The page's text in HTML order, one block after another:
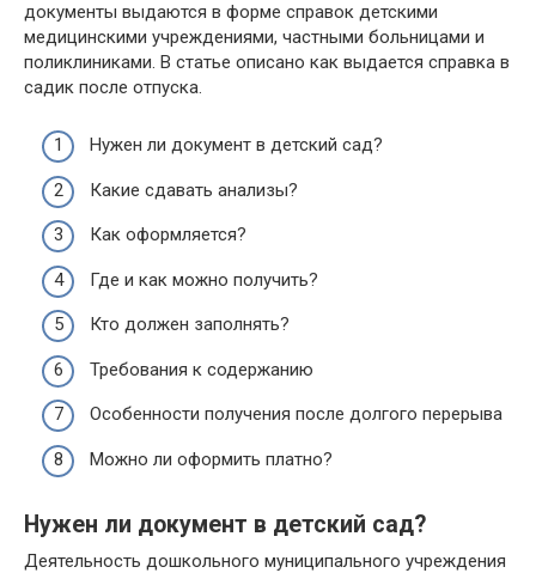
документы выдаются в форме справок детскими
медицинскими учреждениями, частными больницами и
поликлиниками. В статье описано как выдается справка в
садик после отпуска.
Нужен ли документ в детский сад?
Какие сдавать анализы?
Как оформляется?
Где и как можно получить?
Кто должен заполнять?
Требования к содержанию
Особенности получения после долгого перерыва
Можно ли оформить платно?
Нужен ли документ в детский сад?
Деятельность дошкольного муниципального учреждения